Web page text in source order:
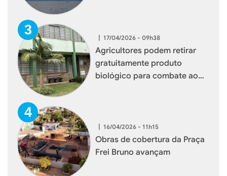
| 17/04/2026 - 09h38
Agricultores podem retirar
gratuitamente produto
biológico para combate ao
| 16/04/2026 - 11h15
Obras de cobertura da Praça
Frei Bruno avançam